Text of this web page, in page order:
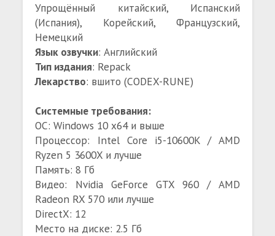
Упрощённый китайский, Испанский
(Испания), Корейский, Французский,
Немецкий
Язык озвучки: Английский
Тип издания: Repack
Лекарство: вшито (CODEX-RUNE)
Системные требования:
ОС: Windows 10 x64 и выше
Процессор: Intel Core i5-10600K / AMD
Ryzen 5 3600X и лучше
Память: 8 Гб
Видео: Nvidia GeForce GTX 960 / AMD
Radeon RX 570 или лучше
DirectX: 12
Место на диске: 2.5 Гб